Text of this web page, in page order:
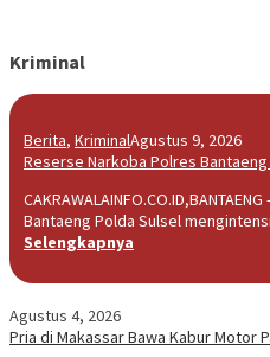
Kriminal
Berita, KriminalAgustus 9, 2026
Reserse Narkoba Polres
Bantaeng Polda Sulsel
Selengkapnya
Agustus 4, 2026
Pria di Makassar Bawa Kabur Motor